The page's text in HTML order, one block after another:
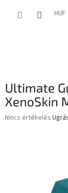
HUF
Ultimate
XenoSkin
A
Nincs értékelés